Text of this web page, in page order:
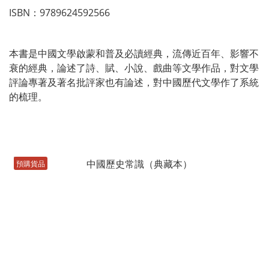
ISBN：9789624592566
本書是中國文學啟蒙和普及必讀經典，流傳近百年、影響不
衰的經典，論述了詩、賦、小說、戲曲等文學作品，對文學
評論專著及著名批評家也有論述，對中國歷代文學作了系統
的梳理。
預購貨品